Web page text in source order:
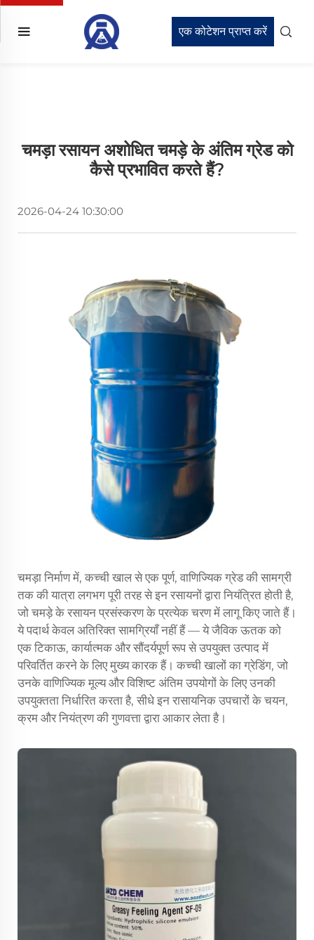
एक कोटेशन प्राप्त करें
चमड़ा रसायन अशोधित चमड़े के अंतिम ग्रेड को
कैसे प्रभावित करते हैं?
2026-04-24 10:30:00
चमड़ा निर्माण में, कच्ची खाल से एक पूर्ण, वाणिज्यिक ग्रेड की सामग्री
तक की यात्रा लगभग पूरी तरह से इन रसायनों द्वारा नियंत्रित होती है,
जो चमड़े के रसायन प्रसंस्करण के प्रत्येक चरण में लागू किए जाते हैं।
ये पदार्थ केवल अतिरिक्त सामग्रियाँ नहीं हैं — ये जैविक ऊतक को
एक टिकाऊ, कार्यात्मक और सौंदर्यपूर्ण रूप से उपयुक्त उत्पाद में
परिवर्तित करने के लिए मुख्य कारक हैं। कच्ची खालों का ग्रेडिंग, जो
उनके वाणिज्यिक मूल्य और विशिष्ट अंतिम उपयोगों के लिए उनकी
उपयुक्तता निर्धारित करता है, सीधे इन रासायनिक उपचारों के चयन,
क्रम और नियंत्रण की गुणवत्ता द्वारा आकार लेता है।